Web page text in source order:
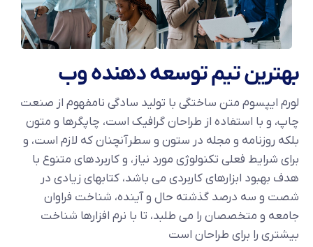
بهترین تیم توسعه دهنده وب
لورم ایپسوم متن ساختگی با تولید سادگی نامفهوم از صنعت
چاپ، و با استفاده از طراحان گرافیک است، چاپگرها و متون
بلکه روزنامه و مجله در ستون و سطرآنچنان که لازم است، و
برای شرایط فعلی تکنولوژی مورد نیاز، و کاربردهای متنوع با
هدف بهبود ابزارهای کاربردی می باشد، کتابهای زیادی در
شصت و سه درصد گذشته حال و آینده، شناخت فراوان
جامعه و متخصصان را می طلبد، تا با نرم افزارها شناخت
بیشتری را برای طراحان است